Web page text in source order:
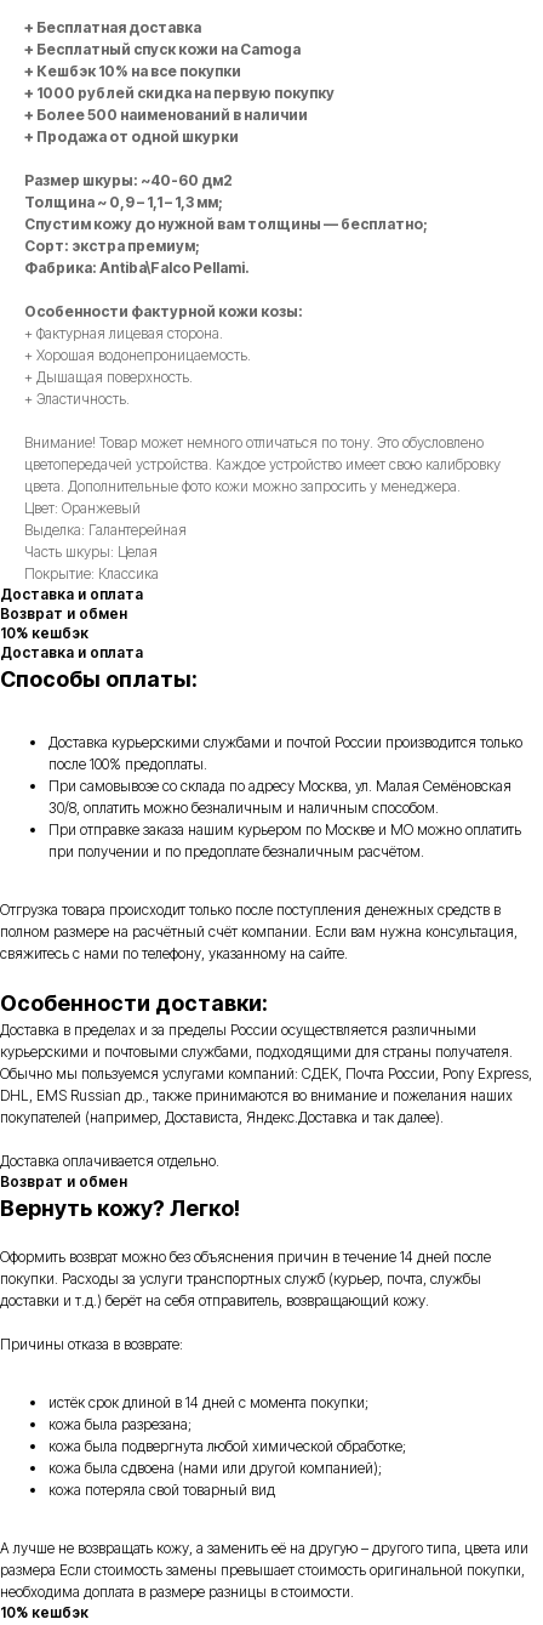
+ Бесплатная доставка
+ Бесплатный спуск кожи на Camoga
+ Кешбэк 10% на все покупки
+ 1000 рублей скидка на первую покупку
+ Более 500 наименований в наличии
+ Продажа от одной шкурки
Размер шкуры: ~40-60 дм2
Толщина ~ 0,9 – 1,1 – 1,3 мм;
Спустим кожу до нужной вам толщины — бесплатно;
Сорт: экстра премиум;
Фабрика: Antiba\Falco Pellami.
Особенности фактурной кожи козы:
+ Фактурная лицевая сторона.
+ Хорошая водонепроницаемость.
+ Дышащая поверхность.
+ Эластичность.
Внимание! Товар может немного отличаться по тону. Это обусловлено
цветопередачей устройства. Каждое устройство имеет свою калибровку
цвета. Дополнительные фото кожи можно запросить у менеджера.
Цвет: Оранжевый
Выделка: Галантерейная
Часть шкуры: Целая
Покрытие: Классика
Доставка и оплата
Возврат и обмен
10% кешбэк
Доставка и оплата
Способы оплаты:
Доставка курьерскими службами и почтой России производится только
после 100% предоплаты.
При самовывозе со склада по адресу Москва, ул. Малая Семёновская
30/8, оплатить можно безналичным и наличным способом.
При отправке заказа нашим курьером по Москве и МО можно оплатить
при получении и по предоплате безналичным расчётом.
Отгрузка товара происходит только после поступления денежных средств в
полном размере на расчётный счёт компании. Если вам нужна консультация,
свяжитесь с нами по телефону, указанному на сайте.
Особенности доставки:
Доставка в пределах и за пределы России осуществляется различными
курьерскими и почтовыми службами, подходящими для страны получателя.
Обычно мы пользуемся услугами компаний: СДЕК, Почта России, Pony Express,
DHL, EMS Russian др., также принимаются во внимание и пожелания наших
покупателей (например, Достависта, Яндекс.Доставка и так далее).
Доставка оплачивается отдельно.
Возврат и обмен
Вернуть кожу? Легко!
Оформить возврат можно без объяснения причин в течение 14 дней после
покупки. Расходы за услуги транспортных служб (курьер, почта, службы
доставки и т.д.) берёт на себя отправитель, возвращающий кожу.
Причины отказа в возврате:
истёк срок длиной в 14 дней с момента покупки;
кожа была разрезана;
кожа была подвергнута любой химической обработке;
кожа была сдвоена (нами или другой компанией);
кожа потеряла свой товарный вид
А лучше не возвращать кожу, а заменить её на другую – другого типа, цвета или
размера Если стоимость замены превышает стоимость оригинальной покупки,
необходима доплата в размере разницы в стоимости.
10% кешбэк